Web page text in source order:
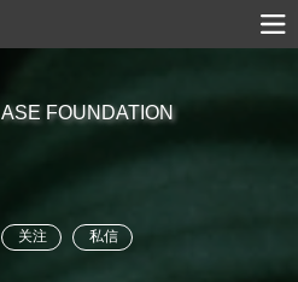
ASE FOUNDATION
关注 私信